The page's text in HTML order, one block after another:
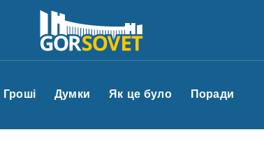
Гроші Думки Як це було Поради